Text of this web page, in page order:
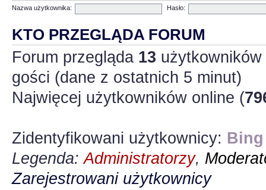
Nazwa użytkownika:
Hasło:
KTO PRZEGLĄDA FORUM
Forum przegląda 13
gości (dane z ostatnich 5 minut)
Najwięcej użytkowników online (
Zidentyfikowani użytkownicy:
Legenda:Administratorzy,
Zarejestrowani użytkownicy